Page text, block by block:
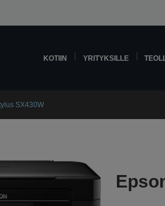
KOTIIN YRITYKSILLE
SX430W